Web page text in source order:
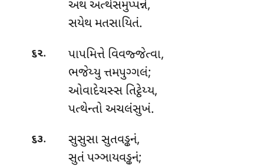
અથ અત્થેસમુપ્પન્ને,
સયેથ મતસાયિતં.
૬૨. પાપમિત્તે વિવજ્જેત્વા,
ભજેય્યુ ત્તમપુગ્ગલં;
ઓવાદેચસ્સ તિટ્ઠેય્ય,
પત્થેન્તો અચલંસુખં.
૬૩.
સુસુસા સુતવડ્ઢનં,
સુતં પઞ્ઞાયવડ્ઢનં;